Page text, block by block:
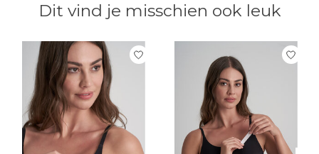
Dit vind je misschien ook leuk
Items van productcarrousel